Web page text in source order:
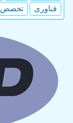
فناوری
تخصص